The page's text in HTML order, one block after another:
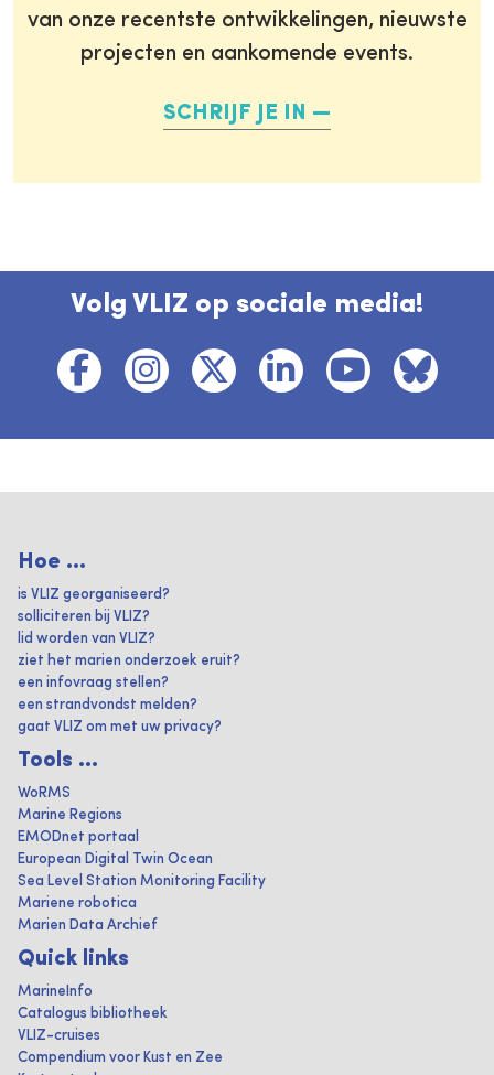
van onze recentste ontwikkelingen, nieuwste
projecten en aankomende events.
SCHRIJF JE IN
Volg VLIZ op sociale media!
Hoe ...
is VLIZ georganiseerd?
solliciteren bij VLIZ?
lid worden van VLIZ?
ziet het marien onderzoek eruit?
een infovraag stellen?
een strandvondst melden?
gaat VLIZ om met uw privacy?
Tools ...
WoRMS
Marine Regions
EMODnet portaal
European Digital Twin Ocean
Sea Level Station Monitoring Facility
Mariene robotica
Marien Data Archief
Quick links
MarineInfo
Catalogus bibliotheek
VLIZ-cruises
Compendium voor Kust en Zee